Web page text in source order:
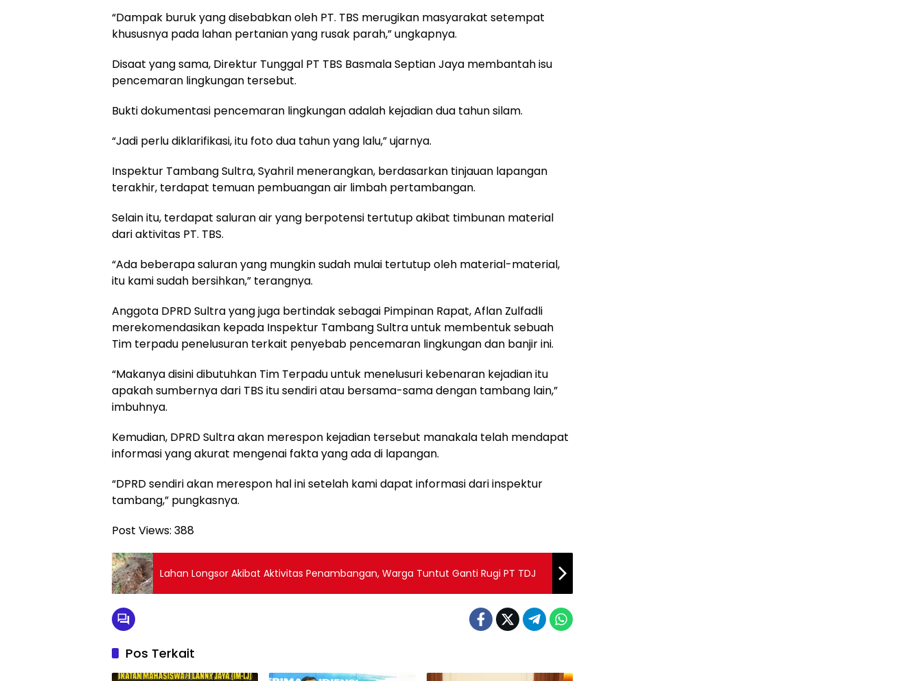
“Dampak buruk yang disebabkan oleh PT. TBS merugikan masyarakat setempat
khususnya pada lahan pertanian yang rusak parah,” ungkapnya.
Disaat yang sama, Direktur Tunggal PT TBS Basmala Septian Jaya membantah isu
pencemaran lingkungan tersebut.
Bukti dokumentasi pencemaran lingkungan adalah kejadian dua tahun silam.
“Jadi perlu diklarifikasi, itu foto dua tahun yang lalu,” ujarnya.
Inspektur Tambang Sultra, Syahril menerangkan, berdasarkan tinjauan lapangan
terakhir, terdapat temuan pembuangan air limbah pertambangan.
Selain itu, terdapat saluran air yang berpotensi tertutup akibat timbunan material
dari aktivitas PT. TBS.
“Ada beberapa saluran yang mungkin sudah mulai tertutup oleh material-material,
itu kami sudah bersihkan,” terangnya.
Anggota DPRD Sultra yang juga bertindak sebagai Pimpinan Rapat, Aflan Zulfadli
merekomendasikan kepada Inspektur Tambang Sultra untuk membentuk sebuah
Tim terpadu penelusuran terkait penyebab pencemaran lingkungan dan banjir ini.
“Makanya disini dibutuhkan Tim Terpadu untuk menelusuri kebenaran kejadian itu
apakah sumbernya dari TBS itu sendiri atau bersama-sama dengan tambang lain,”
imbuhnya.
Kemudian, DPRD Sultra akan merespon kejadian tersebut manakala telah mendapat
informasi yang akurat mengenai fakta yang ada di lapangan.
“DPRD sendiri akan merespon hal ini setelah kami dapat informasi dari inspektur
tambang,” pungkasnya.
Post Views: 388
Lahan Longsor Akibat Aktivitas Penambangan, Warga Tuntut Ganti Rugi PT TDJ
Pos Terkait